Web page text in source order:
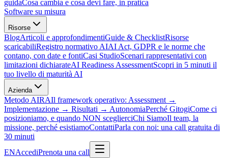
guidaCosa cambia e cosa devi fare, in pratica
Software su misura
Risorse
BlogArticoli e approfondimentiGuide & ChecklistRisorse
scaricabiliRegistro normativo AIAI Act, GDPR e le norme che
contano, con date e fontiCasi StudioScenari rappresentativi con
limitazioni dichiarateAI Readiness AssessmentScopri in 5 minuti il
tuo livello di maturità AI
Azienda
Metodo AIRAIl framework operativo: Assessment →
Implementazione → Risultati → AutonomiaPerché GitogiCome ci
posizioniamo, e quando NON sceglierciChi SiamoIl team, la
missione, perché esistiamoContattiParla con noi: una call gratuita di
30 minuti
ENAccediPrenota una call